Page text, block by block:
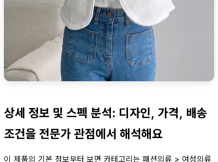
상세 정보 및 스펙 분석: 디자인, 가격, 배송
조건을 전문가 관점에서 해석해요
이 제품의 기본 정보부터 보면 카테고리는 패션의류 > 여성의류